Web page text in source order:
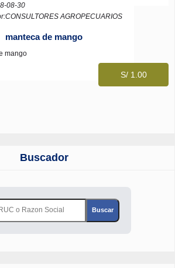
08-30
AGROPECUARIOS
manteca de mango
mango
S/ 1.00
Buscador